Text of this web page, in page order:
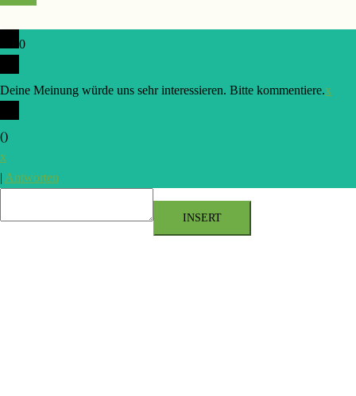
0
Deine Meinung würde uns sehr interessieren. Bitte kommentiere.x
()
x
| Antworten
INSERT